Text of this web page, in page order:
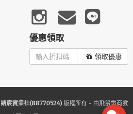
優惠領取
領取優惠
語宸實業社(88770524) 版權所有 - 由飛鼠電商雲